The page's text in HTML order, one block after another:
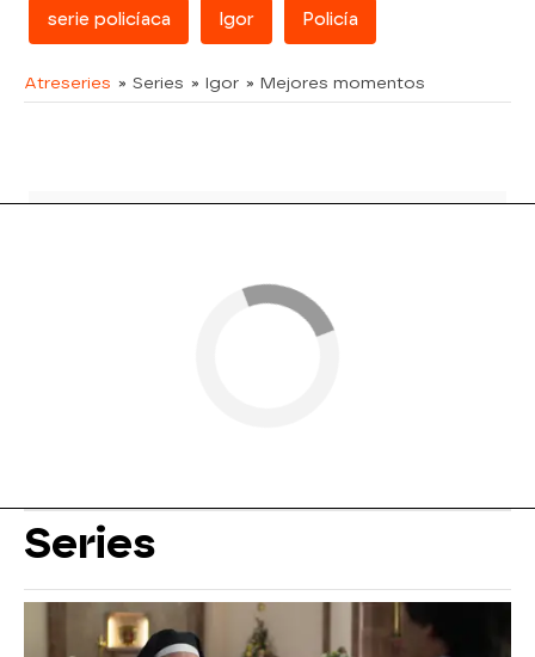
serie policíaca Igor Policía
Atreseries » Series » Igor » Mejores momentos
Series